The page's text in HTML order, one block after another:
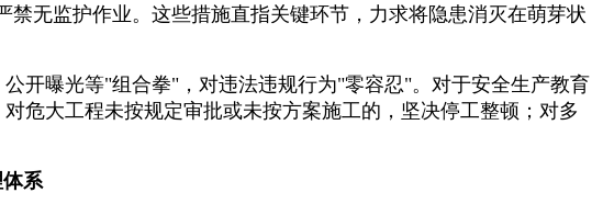
无监护作业。这些措施直指关键环节，力求将隐患消灭在萌芽状
开曝光等"组合拳"，对违法违规行为"零容忍"。对于安全生产教育
危大工程未按规定审批或未按方案施工的，坚决停工整顿；对多
体系